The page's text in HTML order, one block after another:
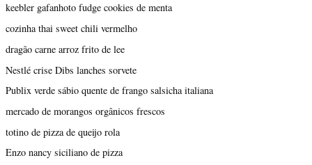
keebler gafanhoto fudge cookies de menta
cozinha thai sweet chili vermelho
dragão carne arroz frito de lee
Nestlé crise Dibs lanches sorvete
Publix verde sábio quente de frango salsicha italiana
mercado de morangos orgânicos frescos
totino de pizza de queijo rola
Enzo nancy siciliano de pizza